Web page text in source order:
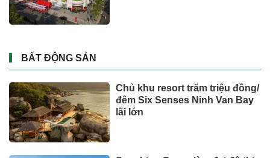
BẤT ĐỘNG SẢN
Chủ khu resort trăm triệu đồng/
đêm Six Senses Ninh Van Bay
lãi lớn